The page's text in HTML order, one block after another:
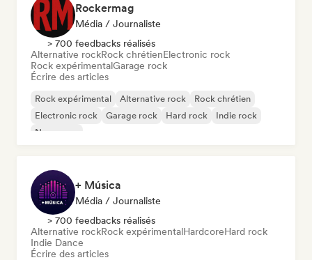
Rockermag
Média / Journaliste
> 700 feedbacks réalisés
Alternative rockRock chrétienElectronic rock
Rock expérimentalGarage rock
Écrire des articles
Rock expérimental Alternative rock
Rock chrétien
Electronic rock
Garage rock Hard rock
Indie rock
New wave
+ Música
Média / Journaliste
> 700 feedbacks réalisés
Alternative rockRock expérimentalHardcoreHard rock
Indie Dance
Écrire des articles